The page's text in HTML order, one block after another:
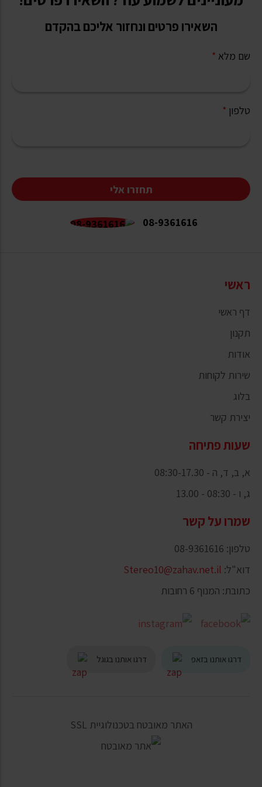
השאירו פרטים ונחזור אליכם בהקדם
שם מלא *
טלפון *
תחזרו אלי
08-9361616
ראשי
דף ראשי
תקנון
אודות
שירות לקוחות
בלוג
יצירת קשר
שעות פתיחה
א, ב, ד, ה - 08:30-17.30
ג, ו - 08:30 - 13.00
שמרו על קשר
טלפון: 08-9361616
דוא"ל: Stereo10@zahav.net.il
כתובת: המנוף 6 רחובות
דרגו אותנו בזאפ דרגו אותנו בגוגל
האתר מאובטח בטכנולוגיית SSL